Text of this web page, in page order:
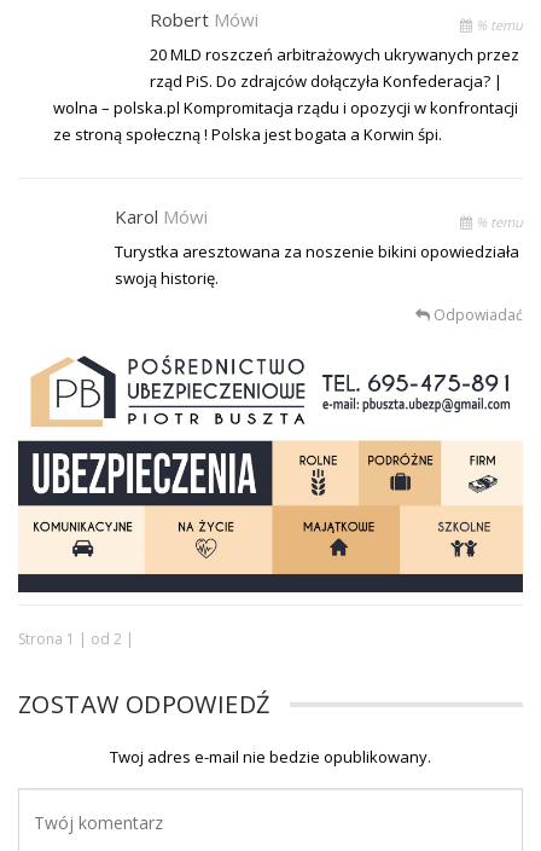
Robert Mówi % temu
20 MLD roszczeń arbitrażowych ukrywanych przez
rząd PiS. Do zdrajców dołączyła Konfederacja? |
wolna – polska.pl Kompromitacja rządu i opozycji w konfrontacji
ze stroną społeczną ! Polska jest bogata a Korwin śpi.
Karol Mówi % temu
Turystka aresztowana za noszenie bikini opowiedziała
swoją historię.
Odpowiadać
Strona 1 | od 2 |
ZOSTAW ODPOWIEDŹ
Twoj adres e-mail nie bedzie opublikowany.